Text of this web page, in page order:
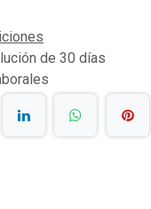
de 30 días